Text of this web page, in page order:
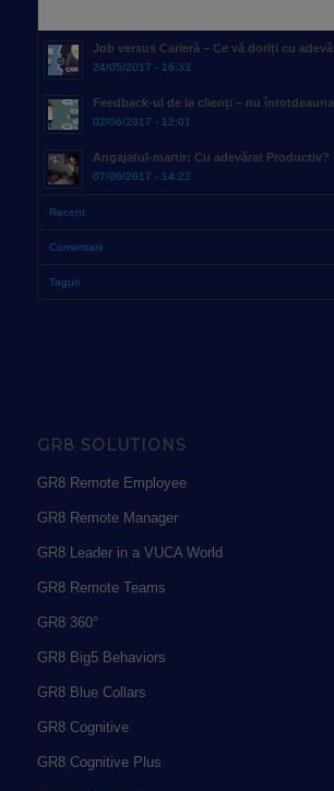
Job versus Carieră – Ce vă doriți cu
24/05/2017 - 16:33
Feedback-ul de la clienți – nu
02/06/2017 - 12:01
Angajatul-martir: Cu adevărat Productiv?
07/06/2017 - 14:22
Recent
Comentarii
Taguri
GR8 SOLUTIONS
GR8 Remote Employee
GR8 Remote Manager
GR8 Leader in a VUCA World
GR8 Remote Teams
GR8 360°
GR8 Big5 Behaviors
GR8 Blue Collars
GR8 Cognitive
GR8 Cognitive Plus